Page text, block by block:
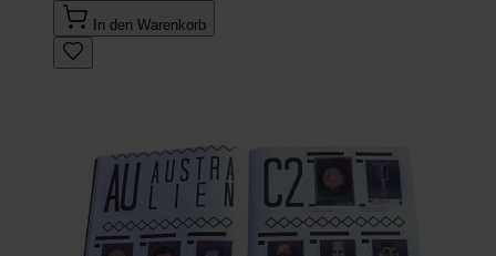
In den Warenkorb